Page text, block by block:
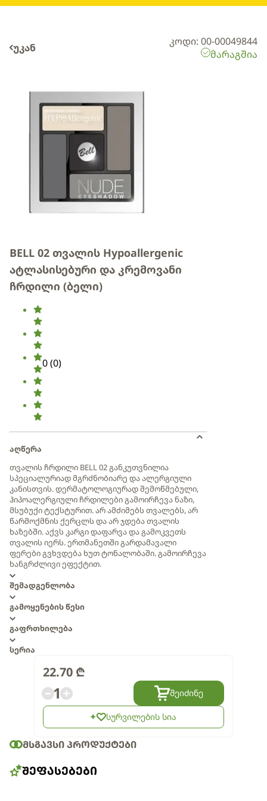
უკან
კოდი: 00-00049844
მარაგშია
BELL 02 თვალის Hypoallergenic
ატლასისებური და კრემოვანი
ჩრდილი (ბელი)
0(0)
აღწერა
თვალის ჩრდილი BELL 02 განკუთვნილია
სპეციალურიად მგრძნობიარე და ალერგიული
კანისთვის. დერმატოლოგიურად შემოწმებული,
ჰიპოალერგიული ჩრდილები გამოირჩევა ნაზი,
მსუბუქი ტექსტურით. არ ამძიმებს თვალებს, არ
წარმოქმნის ქერცლს და არ ჯდება თვალის
ხაზებში. აქვს კარგი დაფარვა და გამოკვეთს
თვალის იერს. ერთმანეთში გარდამავალი
ფერები გვხვდება ხუთ ტონალობაში. გამოირჩევა
ხანგრძლივი ეფექტით.
შემადგენლობა
გამოყენების წესი
გაფრთხილება
სერია
22.70 ₾
1 შეიძინე
სურვილების სია
ᲛᲡᲒᲐᲕᲡᲘ ᲞᲠᲝᲓᲣᲥᲢᲔᲑᲘ
ᲨᲔᲤᲐᲡᲔᲑᲔᲑᲘ